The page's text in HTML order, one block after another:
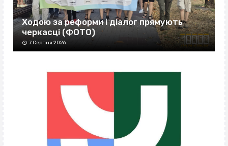
Ходою за реформи і діалог прямують
черкасці (ФОТО)
7 Серпня 2026